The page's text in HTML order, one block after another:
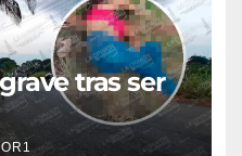
tras ser